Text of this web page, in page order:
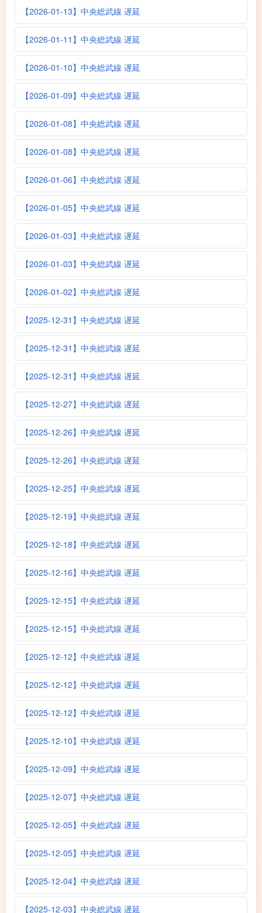
【2026-01-13】中央総武線 遅延
【2026-01-11】中央総武線 遅延
【2026-01-10】中央総武線 遅延
【2026-01-09】中央総武線 遅延
【2026-01-08】中央総武線 遅延
【2026-01-08】中央総武線 遅延
【2026-01-06】中央総武線 遅延
【2026-01-05】中央総武線 遅延
【2026-01-03】中央総武線 遅延
【2026-01-03】中央総武線 遅延
【2026-01-02】中央総武線 遅延
【2025-12-31】中央総武線 遅延
【2025-12-31】中央総武線 遅延
【2025-12-31】中央総武線 遅延
【2025-12-27】中央総武線 遅延
【2025-12-26】中央総武線 遅延
【2025-12-26】中央総武線 遅延
【2025-12-25】中央総武線 遅延
【2025-12-19】中央総武線 遅延
【2025-12-18】中央総武線 遅延
【2025-12-16】中央総武線 遅延
【2025-12-15】中央総武線 遅延
【2025-12-15】中央総武線 遅延
【2025-12-12】中央総武線 遅延
【2025-12-12】中央総武線 遅延
【2025-12-12】中央総武線 遅延
【2025-12-10】中央総武線 遅延
【2025-12-09】中央総武線 遅延
【2025-12-07】中央総武線 遅延
【2025-12-05】中央総武線 遅延
【2025-12-05】中央総武線 遅延
【2025-12-04】中央総武線 遅延
【2025-12-03】中央総武線 遅延